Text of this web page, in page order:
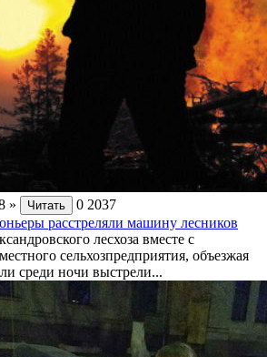
» Читать 0 2037
расстреляли машину лесников
лесхоза вместе с
сельхозпредприятия, объезжая
среди ночи выстрели...